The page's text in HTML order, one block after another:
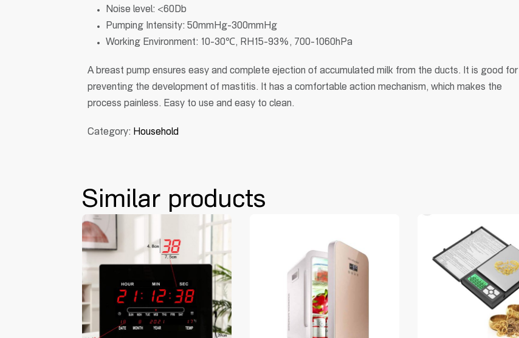
Noise level: <60Db
Pumping Intensity: 50mmHg-300mmHg
Working Environment: 10-30℃, RH15-93%, 700-1060hPa
A breast pump ensures easy and complete ejection of accumulated milk from the ducts. It is good for
preventing the development of mastitis. It has a comfortable action mechanism, which makes the
process painless. Easy to use and easy to clean.
Category: Household
Similar products